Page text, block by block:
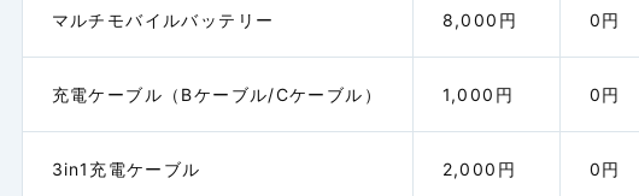
航空機遅延費用等補
償特約
次のいずれかにより、出発予定時刻（着陸
場合に被保険者が宿泊費などを負担したと
①被保険者が搭乗する予定であった航空
機について、出発予定時刻から６時間以上
の出発遅延、欠航もしくは運休または航空
マルチモバイルバッテリー 8,000円 0円
充電ケーブル（Bケーブル/Cケーブル） 1,000円 0円
3in1充電ケーブル 2,000円 0円